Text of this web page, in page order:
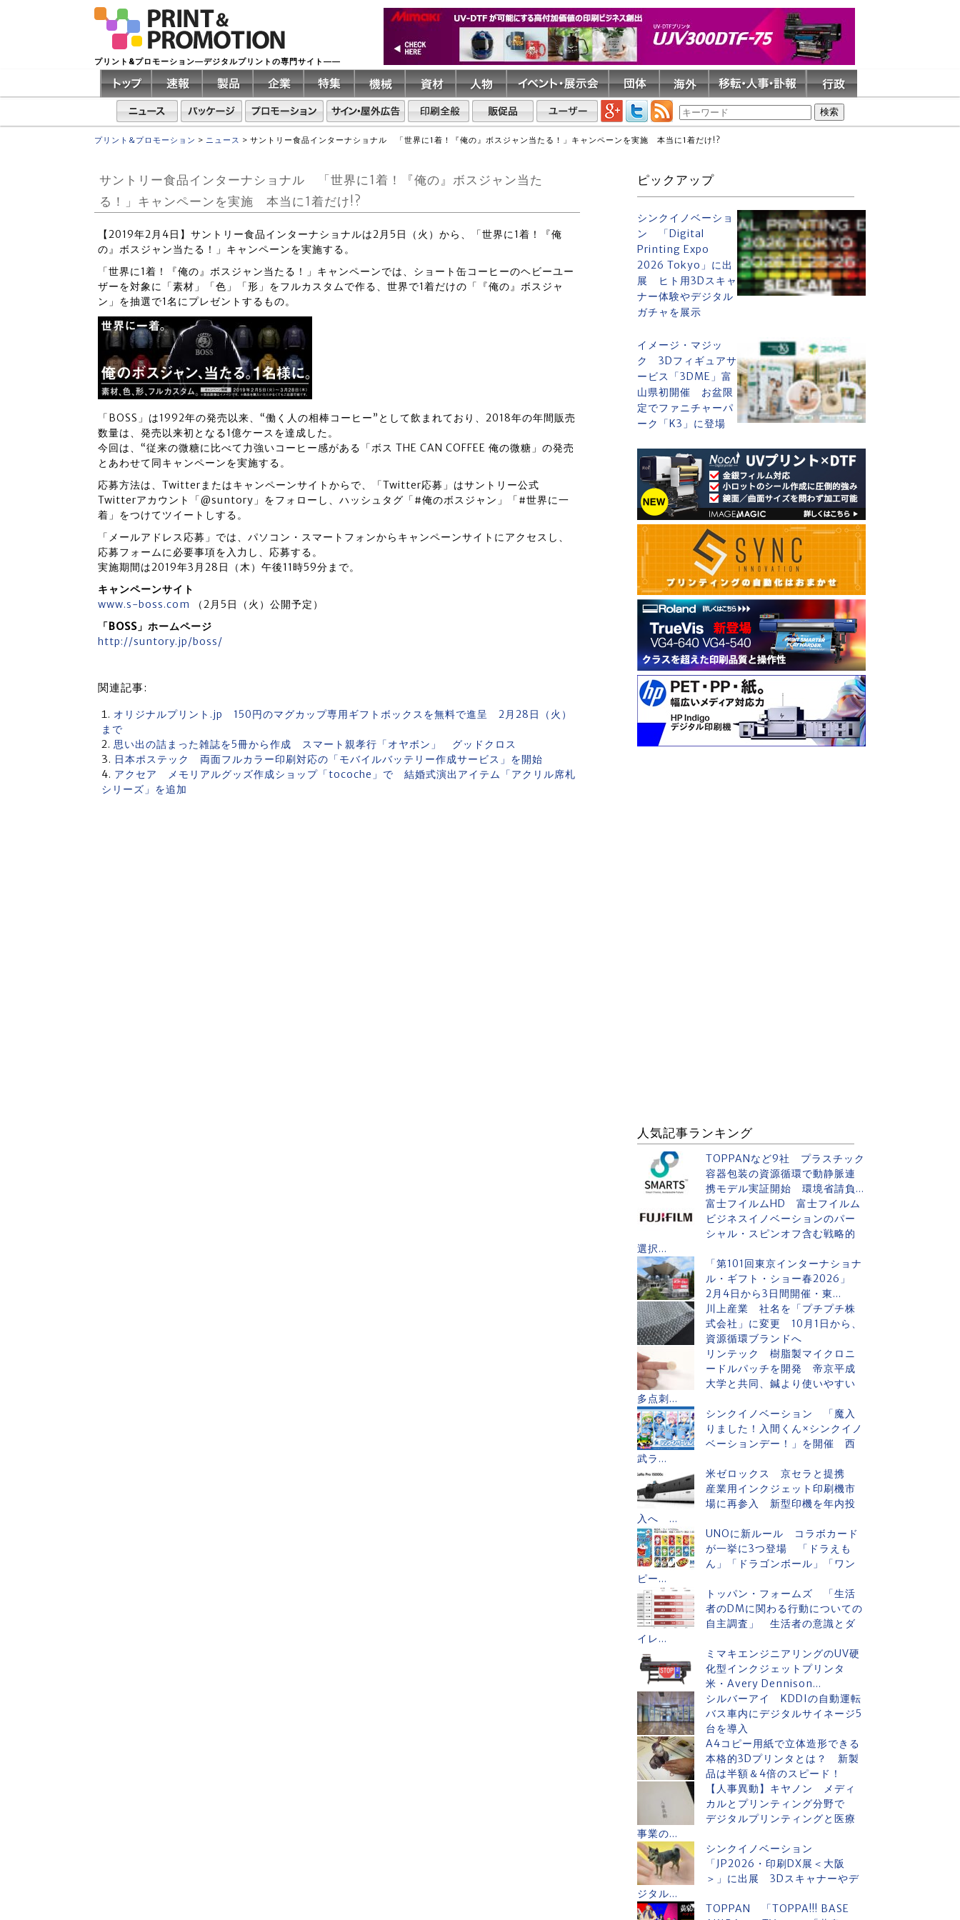
プリント&プロモーション―デジタルプリントの専門サイト――
プリント&プロモーション > ニュース > サントリー食品インターナショナル 「世界に1着！『俺の』ボスジャン当たる！」キャンペーンを実施 本当に1着だけ!?
サントリー食品インターナショナル 「世界に1着！『俺の』ボスジャン当た
る！」キャンペーンを実施 本当に1着だけ!?
【2019年2月4日】サントリー食品インターナショナルは2月5日（火）から、「世界に1着！『俺
の』ボスジャン当たる！」キャンペーンを実施する。
「世界に1着！『俺の』ボスジャン当たる！」キャンペーンでは、ショート缶コーヒーのヘビーユー
ザーを対象に「素材」「色」「形」をフルカスタムで作る、世界で1着だけの「『俺の』ボスジャ
ン」を抽選で1名にプレゼントするもの。
「BOSS」は1992年の発売以来、“働く人の相棒コーヒー”として飲まれており、2018年の年間販売
数量は、発売以来初となる1億ケースを達成した。
今回は、“従来の微糖に比べて力強いコーヒー感がある「ボス THE CAN COFFEE 俺の微糖」の発売
とあわせて同キャンペーンを実施する。
応募方法は、Twitterまたはキャンペーンサイトからで、「Twitter応募」はサントリー公式
Twitterアカウント「@suntory」をフォローし、ハッシュタグ「#俺のボスジャン」「#世界に一
着」をつけてツイートしする。
「メールアドレス応募」では、パソコン・スマートフォンからキャンペーンサイトにアクセスし、
応募フォームに必要事項を入力し、応募する。
実施期間は2019年3月28日（木）午後11時59分まで。
キャンペーンサイト
www.s-boss.com
（2月5日（火）公開予定）
「BOSS」ホームページ
http://suntory.jp/boss/
関連記事:
オリジナルプリント.jp 150円のマグカップ専用ギフトボックスを無料で進呈 2月28日（火）
まで
思い出の詰まった雑誌を5冊から作成 スマート親孝行「オヤボン」 グッドクロス
日本ポステック 両面フルカラー印刷対応の「モバイルバッテリー作成サービス」を開始
アクセア メモリアルグッズ作成ショップ「tocoche」で 結婚式演出アイテム「アクリル席札
シリーズ」を追加
ピックアップ
シンクイノベーショ
ン 「Digital
Printing Expo
2026 Tokyo」に出
展 ヒト用3Dスキャ
ナー体験やデジタル
ガチャを展示
イメージ・マジッ
ク 3Dフィギュアサ
ービス「3DME」富
山県初開催 お盆限
定でファニチャーパ
ーク「K3」に登場
人気記事ランキング
TOPPANなど9社 プラスチック
容器包装の資源循環で動静脈連
携モデル実証開始 環境省請負...
富士フイルムHD 富士フイルム
ビジネスイノベーションのパー
シャル・スピンオフ含む戦略的
選択...
「第101回東京インターナショナ
ル・ギフト・ショー春2026」
2月4日から3日間開催・東...
川上産業 社名を「プチプチ株
式会社」に変更 10月1日から、
資源循環ブランドへ
リンテック 樹脂製マイクロニ
ードルパッチを開発 帝京平成
大学と共同、鍼より使いやすい
多点刺...
シンクイノベーション 「魔入
りました！入間くん×シンクイノ
ベーションデー！」を開催 西
武ラ...
米ゼロックス 京セラと提携
産業用インクジェット印刷機市
場に再参入 新型印機を年内投
入へ ...
UNOに新ルール コラボカード
が一挙に3つ登場 「ドラえも
ん」「ドラゴンボール」「ワン
ピー...
トッパン・フォームズ 「生活
者のDMに関わる行動についての
自主調査」 生活者の意識とダ
イレ...
ミマキエンジニアリングのUV硬
化型インクジェットプリンタ
米・Avery Dennison...
シルバーアイ KDDIの自動運転
バス車内にデジタルサイネージ5
台を導入
A4コピー用紙で立体造形できる
本格的3Dプリンタとは？ 新製
品は半額＆4倍のスピード！
【人事異動】キヤノン メディ
カルとプリンティング分野で
デジタルプリンティングと医療
事業の...
シンクイノベーション
「JP2026・印刷DX展＜大阪
＞」に出展 3Dスキャナーやデ
ジタル...
TOPPAN 「TOPPA!!! BASE